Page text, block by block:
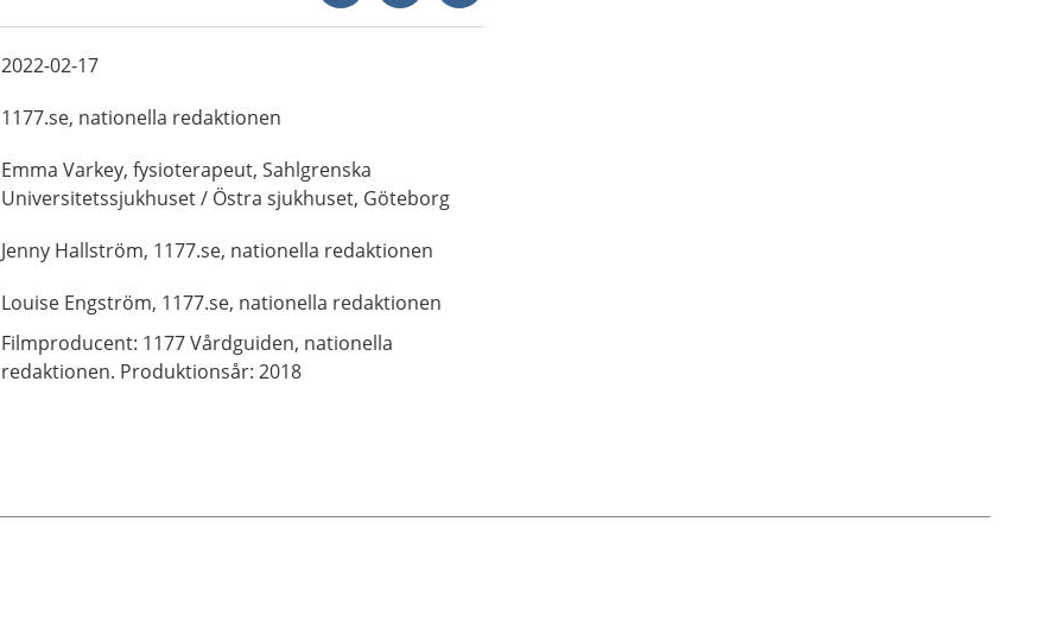
2022-02-17
1177.se, nationella redaktionen
Emma Varkey, fysioterapeut, Sahlgrenska
Universitetssjukhuset / Östra sjukhuset, Göteborg
Jenny Hallström, 1177.se, nationella redaktionen
Louise Engström, 1177.se, nationella redaktionen
Filmproducent: 1177 Vårdguiden, nationella
redaktionen. Produktionsår: 2018